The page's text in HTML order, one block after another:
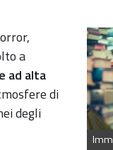
a
ad alta
di
degli